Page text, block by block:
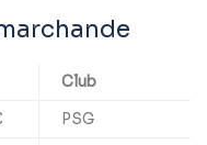
Club
PSG